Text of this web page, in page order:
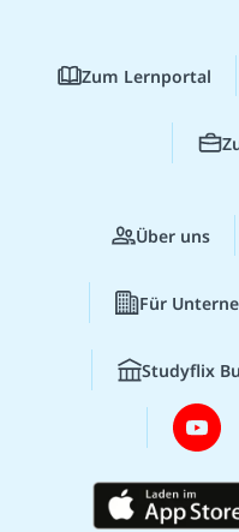
Zum Lernportal
Über uns
Für
Studyflix